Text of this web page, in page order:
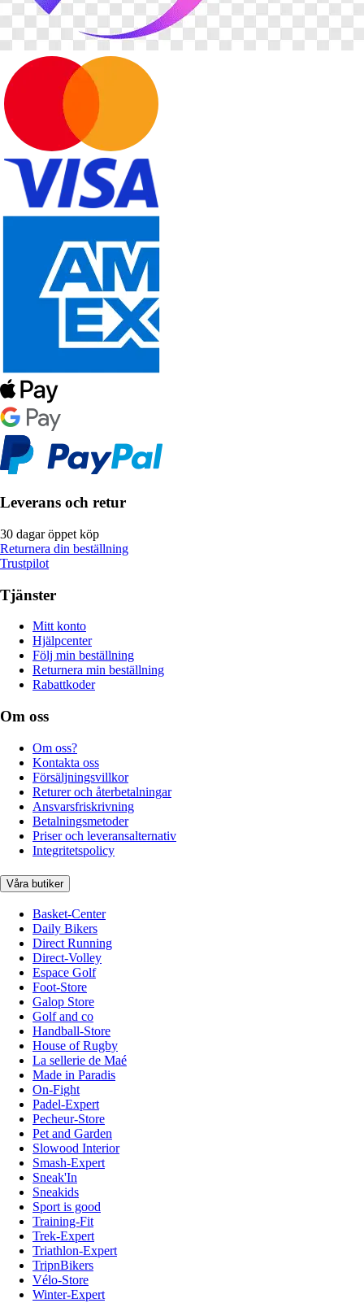
Leverans och retur
30 dagar öppet köp
Returnera din beställning
Trustpilot
Tjänster
Mitt konto
Hjälpcenter
Följ min beställning
Returnera min beställning
Rabattkoder
Om oss
Om oss?
Kontakta oss
Försäljningsvillkor
Returer och återbetalningar
Ansvarsfriskrivning
Betalningsmetoder
Priser och leveransalternativ
Integritetspolicy
Våra butiker
Basket-Center
Daily Bikers
Direct Running
Direct-Volley
Espace Golf
Foot-Store
Galop Store
Golf and co
Handball-Store
House of Rugby
La sellerie de Maé
Made in Paradis
On-Fight
Padel-Expert
Pecheur-Store
Pet and Garden
Slowood Interior
Smash-Expert
Sneak'In
Sneakids
Sport is good
Training-Fit
Trek-Expert
Triathlon-Expert
TripnBikers
Vélo-Store
Winter-Expert